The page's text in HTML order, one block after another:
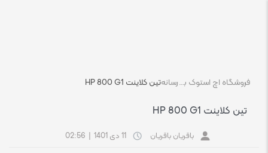
فروشگاه اچ استوک بازار انلاین تجهیزات کامپیوتر استوکرسانهتین کلاینت HP 800 G1
تین کلاینت HP 800 G1
باقریان باقریان 11 دی 1401 02:56